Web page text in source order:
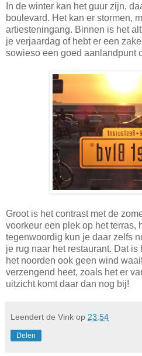
In de winter kan het guur zijn,
boulevard. Het kan er stormen,
artiesteningang. Binnen is het
je verjaardag of hebt er een
sowieso een goed aanlandpunt
Groot is het contrast met de
voorkeur een plek op het terras,
tegenwoordig kun je daar zelfs
je rug naar het restaurant. Dat
het noorden ook geen wind
verzengend heet, zoals het er
uitzicht komt daar dan nog bij!
Leendert de Vink op 23:54
Delen